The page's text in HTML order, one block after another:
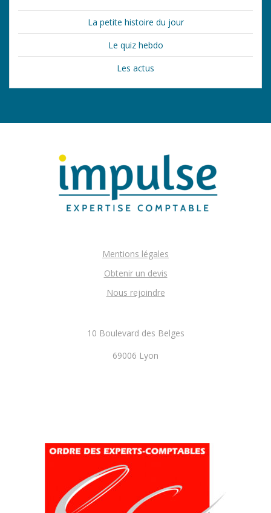
La petite histoire du jour
Le quiz hebdo
Les actus
Mentions légales
Obtenir un devis
Nous rejoindre
10 Boulevard des Belges
69006 Lyon